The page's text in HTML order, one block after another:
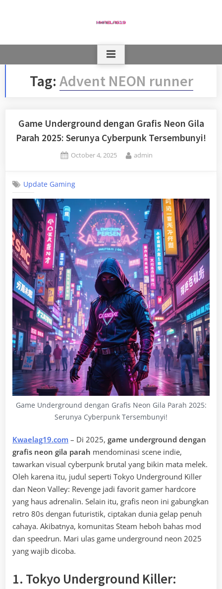
Tag: Advent NEON runner
Game Underground dengan Grafis Neon Gila
Parah 2025: Serunya Cyberpunk Tersembunyi!
Posted
October 4, 2025 By
admin
Update Gaming
Game Underground dengan Grafis Neon Gila Parah 2025:
Serunya Cyberpunk Tersembunyi!
Kwaelag19.com – Di 2025, game underground dengan
grafis neon gila parah mendominasi scene indie,
tawarkan visual cyberpunk brutal yang bikin mata melek.
Oleh karena itu, judul seperti Tokyo Underground Killer
dan Neon Valley: Revenge jadi favorit gamer hardcore
yang haus adrenalin. Selain itu, grafis neon ini gabungkan
retro 80s dengan futuristik, ciptakan dunia gelap penuh
cahaya. Akibatnya, komunitas Steam heboh bahas mod
dan speedrun. Mari ulas game underground neon 2025
yang wajib dicoba.
1. Tokyo Underground Killer: